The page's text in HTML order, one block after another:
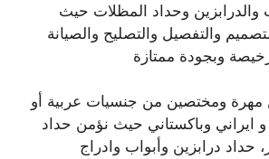
والدرابزين وحداد المظلات حيث
والتفصيل والتصليح والصيانة
وبجودة ممتازة
مهرة ومختصين من جنسيات عربية أو
و ايراني وباكستاني حيث نؤمن حداد
حداد درابزين وأبواب وادراج